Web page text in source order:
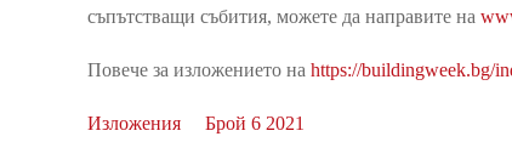
съпътстващи събития, можете да направите на
Повече за изложението на https://buildingweek.bg/
Изложения Брой 6 2021